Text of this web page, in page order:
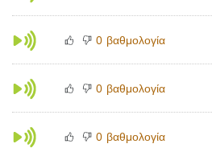
0 βαθμολογία
0 βαθμολογία
0 βαθμολογία